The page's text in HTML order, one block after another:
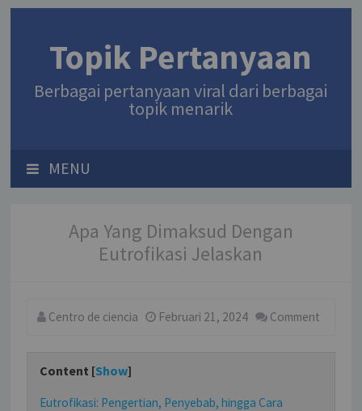
Topik Pertanyaan
Berbagai pertanyaan viral dari berbagai
topik menarik
MENU
Apa Yang Dimaksud Dengan
Eutrofikasi Jelaskan
Centro de ciencia Februari 21, 2024 Comment
Content [Show]
Eutrofikasi: Pengertian, Penyebab, hingga Cara